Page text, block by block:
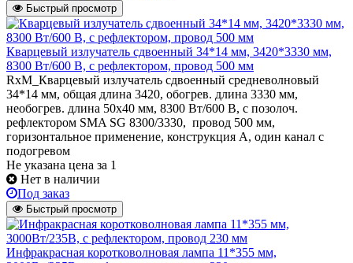
Быстрый просмотр
Кварцевый излучатель cдвоенный 34*14 мм, 3420*3330 мм,
8300 Вт/600 В, с рефлектором, провод 500 мм
RxM_Кварцевый излучатель cдвоенный средневолновый
34*14 мм, общая длина 3420, обогрев. длина 3330 мм,
необогрев. длина 50х40 мм, 8300 Вт/600 В, с позолоч.
рефлектором SMA SG 8300/3330, провод 500 мм,
горизонтальное применение, конструкция А, один канал с
подогревом
Не указана цена за 1
Нет в наличии
Под заказ
Быстрый просмотр
Инфракрасная коротковолновая лампа 11*355 мм,